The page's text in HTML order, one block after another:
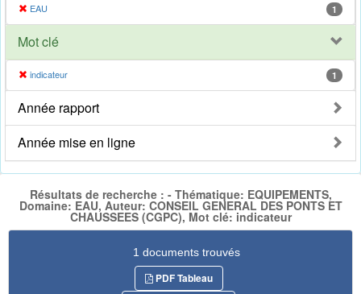
EAU 1
Mot clé
indicateur 1
Année rapport
Année mise en ligne
Résultats de recherche : - Thématique: EQUIPEMENTS,
Domaine: EAU, Auteur: CONSEIL GENERAL DES PONTS ET
CHAUSSEES (CGPC), Mot clé: indicateur
1 documents trouvés
PDF Tableau